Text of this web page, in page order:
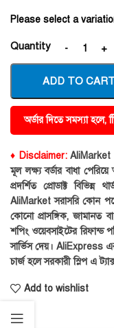
Please select a
Quantity
ADD TO
অর্ডার দিতে সমস্যা হলে,
♦ Disclaimer:AliMarket
মূল লক্ষ্য বর্ডার বাধা
প্রদর্শিত প্রোডাক্ট বিভিন্ন
AliMarket সরাসরি কোন
কোনো প্রাসঙ্গিক, জামানত বা
শপিং ওয়েবসাইটের
সার্ভিস দেয়। AliExpress
চার্জ হলে সরকারী স্লিপ এ
Add to wishlist